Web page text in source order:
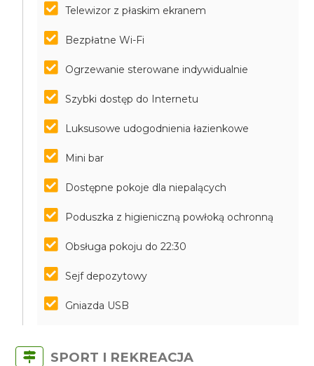
Telewizor z płaskim ekranem
Bezpłatne Wi-Fi
Ogrzewanie sterowane indywidualnie
Szybki dostęp do Internetu
Luksusowe udogodnienia łazienkowe
Mini bar
Dostępne pokoje dla niepalących
Poduszka z higieniczną powłoką ochronną
Obsługa pokoju do 22:30
Sejf depozytowy
Gniazda USB
SPORT I REKREACJA